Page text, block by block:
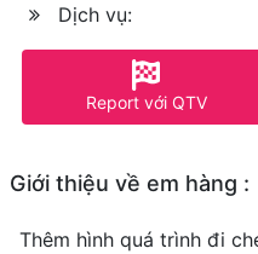
Dịch vụ:
Report với QTV
Giới thiệu về em hàng :
Thêm hình quá trình đi